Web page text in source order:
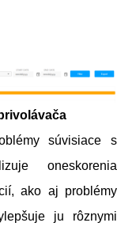
súvisiace s
oneskorenia
ako aj problémy
ju rôznymi